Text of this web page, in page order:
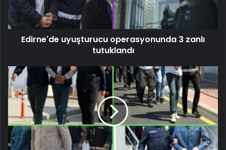
Edirne'de uyuşturucu operasyonunda 3 zanlı
tutuklandı